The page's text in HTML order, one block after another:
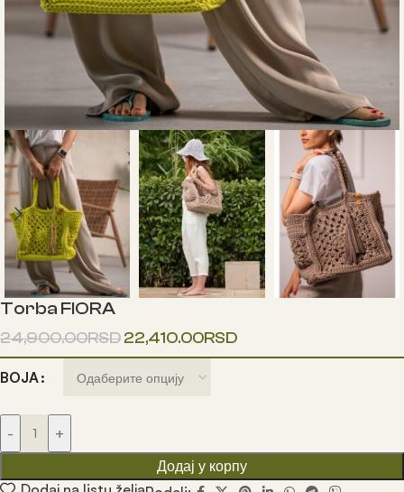
Torba FIORA
24,900.00RSD22,410.00RSD
BOJA
-
+
Додај у корпу